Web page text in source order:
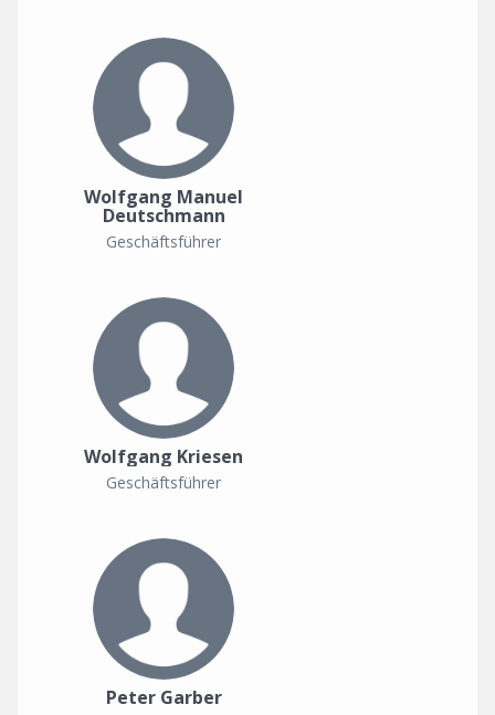
Wolfgang Manuel
Deutschmann
Geschäftsführer
Wolfgang Kriesen
Geschäftsführer
Peter Garber